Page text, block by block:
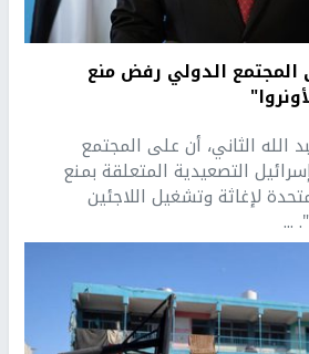
المجتمع الدولي رفض منع
الله الثاني، أن على المجتمع
التصعيدية المتعلقة بمنع
لإغاثة وتشغيل اللاجئين
...